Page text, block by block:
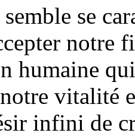
se
notre
humaine
vitalité
infini de